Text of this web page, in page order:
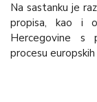
Na sastanku je
propisa, kao i
Hercegovine s
procesu